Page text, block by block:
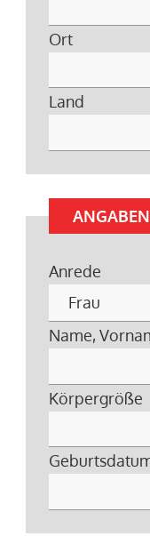
Ort
Land
Anrede
Name,
Körpergröße